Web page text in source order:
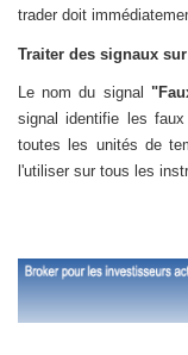
trader doit
Traiter des signaux
Le nom du signal
signal identifie les
toutes les unités de
l'utiliser sur tous les